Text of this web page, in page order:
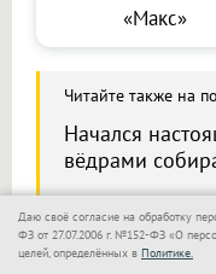
«Макс»
Читайте также на
Начался
вёдрами
Даю своё согласие на обработку
ФЗ от 27.07.2006 г. №152-ФЗ «О
целей, определённых в Политике.